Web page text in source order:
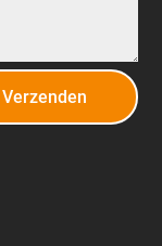
Verzenden